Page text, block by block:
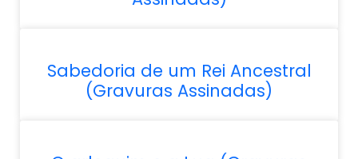
Sabedoria de um Rei Ancestral
(Gravuras Assinadas)